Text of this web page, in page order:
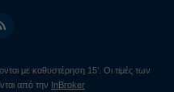
με καθυστέρηση 15’. Οι τιμές των
από την InBroker